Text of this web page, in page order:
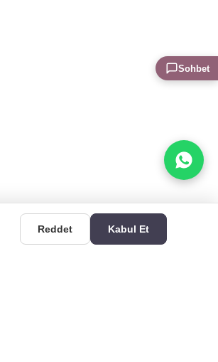
Reddet Kabul Et
Sohbet